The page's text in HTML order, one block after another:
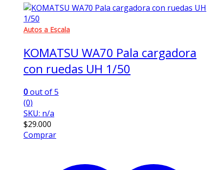
Autos a Escala
KOMATSU WA70 Pala cargadora
con ruedas UH 1/50
0out of 5
(0)
SKU: n/a
$29.000
Comprar